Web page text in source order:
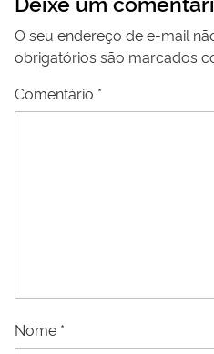
O seu endereço de e-mail
obrigatórios são marcados
Comentário *
Nome *